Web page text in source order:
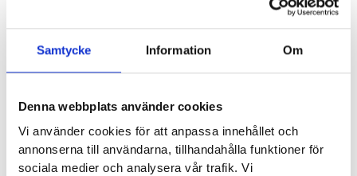
Samtycke Information Om
Denna webbplats använder cookies
Vi använder cookies för att anpassa innehållet och
annonserna till användarna, tillhandahålla funktioner för
sociala medier och analysera vår trafik. Vi
BLACKROLL Slim Foam
Roller
340kr
BLACKROLL Flow Foam
Roller